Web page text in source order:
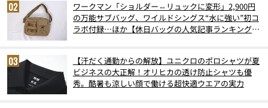
ワークマン「ショルダー⇔リュックに変形」2,900円
の万能サブバッグ、ワイルドシングス“水に強い”初コ
ラボ付録…ほか【休日バッグの人気記事ランキングベ
【汗だく通勤からの解放】ユニクロのポロシャツが夏
ビジネスの大正解！オリヒカの透け防止シャツも優
秀。酷暑も涼しい顔で働ける超快適ウエアの実力